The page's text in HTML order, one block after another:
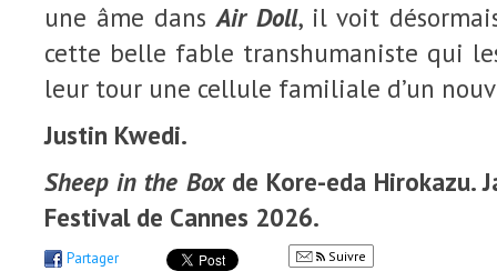
une âme dansAir Doll, il voit
cette belle fable transhumaniste qui
leur tour une cellule familiale d’un
Justin Kwedi.
Sheep in the Boxde Kore-eda Hirokazu.
Festival de Cannes 2026.
Partager Suivre